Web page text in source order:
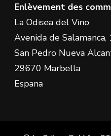
Enlèvement des
La Odisea del Vino
Avenida de Salamanca,
San Pedro Nueva
29670 Marbella
Espana